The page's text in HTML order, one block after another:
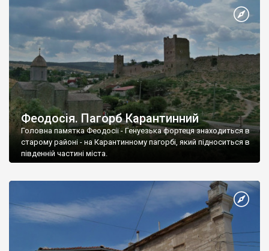
Феодосія. Пагорб Карантинний
Головна памятка Феодосії - Генуезька фортеця знаходиться в
старому районі - на Карантинному пагорбі, який підноситься в
південній частині міста.